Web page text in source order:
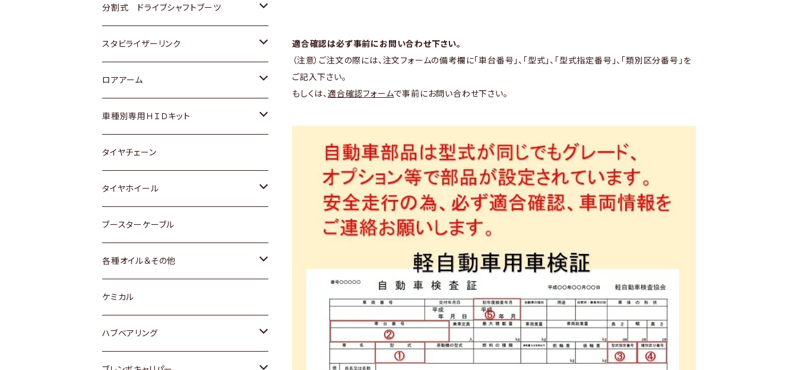
適合確認は必ず事前にお問い合わせ下さい。
（注意）ご注文の際には、注文フォームの備考欄に「車台番号」、「型式」、「型式指定番号」、「類別区分番号」を
ご記入下さい。
もしくは、 適合確認フォームで事前にお問い合わせ下さい。
三菱
スバル
スバル
日産
いすゞ
ダイハツ
マツダ
三菱
スバル
レクサス
ホンダ
スズキ
日産
ダイハツ
マツダ
三菱
スバル
トヨタ
ホンダ
スズキ
日産
いすゞ
ダイハツ
マツダ
三菱
スバル
分割式 ドライブシャフトブーツ
トヨタ
ホンダ
スズキ
日産
ダイハツ
スバル
スタビライザーリンク
トヨタ
ホンダ
スズキ
日産
ダイハツ
マツダ
ロアアーム
ホンダ
スズキ
日産
ダイハツ
マツダ
スバル
車種別専用ＨＩＤキット
トヨタ
マツダ
タイヤチェーン
タイヤホイール
トヨタ
ホンダ
スズキ
日産
ブースターケーブル
各種オイル＆その他
ディーデル洗浄添加剤
ケミカル
ハブベアリング